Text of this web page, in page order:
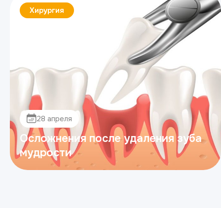
Хирургия
28 апреля
Осложнения после удаления зуба
мудрости